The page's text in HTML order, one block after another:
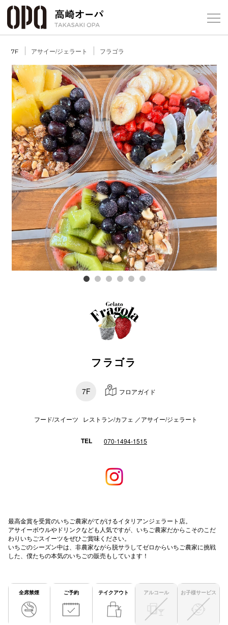
7F アサイー/ジェラート フラゴラ
Previous Next
フラゴラ
7F フロアガイド
フード/スイーツ レストラン/カフェ ／アサイー/ジェラート
TEL 070-1494-1515
最高金賞を受賞のいちご農家がてがけるイタリアンジェラート店。
アサイーボウルやドリンクなども人気ですが、いちご農家だからこそのこだ
わりいちごスイーツをぜひご賞味ください。
いちごのシーズン中は、非農家ながら脱サラしてゼロからいちご農家に挑戦
した、僕たちの本気のいちごの販売もしています！
全席禁煙 ご予約 テイクアウト アルコール お子様サービス
フロア
ショッ
レスト
施設案内
アクセ
スタッ
電話で
キャナルシ